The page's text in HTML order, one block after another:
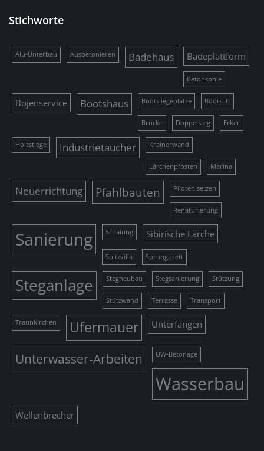
Stichworte
Alu-Unterbau Ausbetonieren Badehaus Badeplattform
Betonsohle
Bojenservice Bootshaus Bootsliegeplätze Bootslift
Brücke Doppelsteg Erker
Holzstiege Industrietaucher Krainerwand
Lärchenpfosten Marina
Neuerrichtung Pfahlbauten Piloten setzen
Renaturierung
Sanierung Schalung Sibirische Lärche
Spitzvilla Sprungbrett
Steganlage Stegneubau Stegsanierung Stützung
Stützwand Terrasse Transport
Traunkirchen Ufermauer Unterfangen
Unterwasser-Arbeiten UW-Betonage
Wasserbau
Wellenbrecher